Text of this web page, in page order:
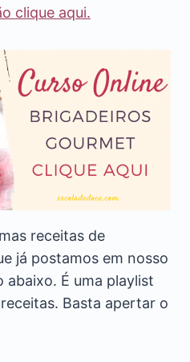
clique aqui.
receitas de
já postamos em nosso
abaixo. É uma playlist
Basta apertar o